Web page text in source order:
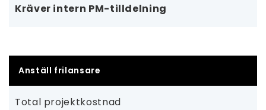
Kräver intern PM-tilldelning
Anställ frilansare
Total projektkostnad